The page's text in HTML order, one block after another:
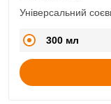
300 мл